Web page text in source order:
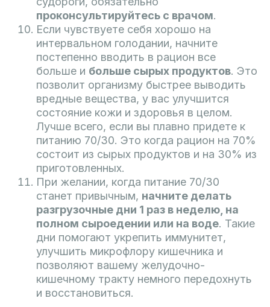
проконсультируйтесь с врачом.
Если чувствуете себя хорошо на
интервальном голодании, начните
постепенно вводить в рацион все
больше и больше сырых продуктов. Это
позволит организму быстрее выводить
вредные вещества, у вас улучшится
состояние кожи и здоровья в целом.
Лучше всего, если вы плавно придете к
питанию 70/30. Это когда рацион на 70%
состоит из сырых продуктов и на 30% из
приготовленных.
При желании, когда питание 70/30
станет привычным, начните делать
разгрузочные дни 1 раз в неделю, на
полном сыроедении или на воде. Такие
дни помогают укрепить иммунитет,
улучшить микрофлору кишечника и
позволяют вашему желудочно-
кишечному тракту немного передохнуть
и восстановиться.